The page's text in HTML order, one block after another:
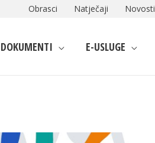
Obrasci Natječaji Novosti
DOKUMENTI E-USLUGE